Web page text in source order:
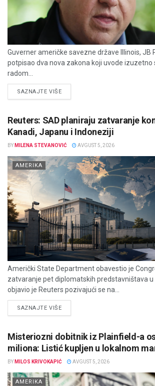
Guverner američke savezne države Illinois, JB
potpisao dva nova zakona koji uvode izuzetno
radom...
SAZNAJTE VIŠEDETAILS
Reuters: SAD planiraju zatvaranje
Kanadi, Japanu i Indoneziji
BY MILENA STEVANOVIĆ AVGUST 5, 2026
AMERIKA
Američki State Department obavestio je
zatvaranje pet diplomatskih predstavništava
objavio je Reuters pozivajući se na...
SAZNAJTE VIŠEDETAILS
Misteriozni dobitnik iz Plainfield-a
miliona: Listić kupljen u lokalnom
BY MILOS KRIVOKAPIĆ AVGUST 5, 2026
AMERIKA